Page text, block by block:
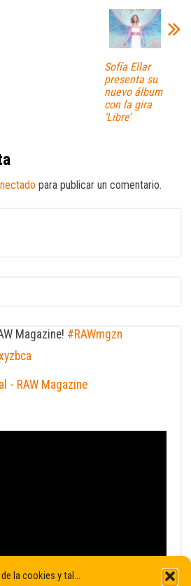
la cookies y tal...
Sofía Ellar
presenta su
nuevo álbum
con la gira
‘Libre’
para publicar un comentario.
Magazine! #RAWmgzn
- RAW Magazine